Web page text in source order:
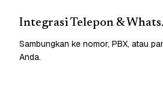
Integrasi Telepon &
Sambungkan ke nomor, PBX, atau
Anda.